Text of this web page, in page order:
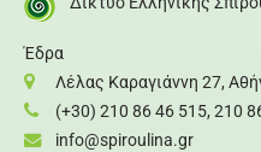
Έδρα
Λέλας Καραγιάννη 27,
(+30) 210 86 46 515, 210
info@spiroulina.gr